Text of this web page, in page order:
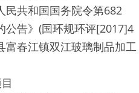
民共和国国务院令第682
公告》(国环规环评[2017]4
富春江镇双江玻璃制品加工